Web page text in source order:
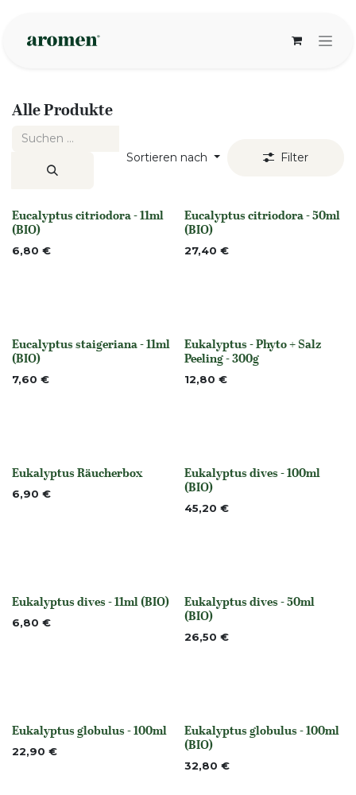
Alle Produkte
Sortieren nach Filter
None
Eucalyptus citriodora - 11ml
(BIO)
6,80 €
None
Eucalyptus citriodora - 50ml
(BIO)
27,40 €
None
Eucalyptus staigeriana - 11ml
(BIO)
7,60 €
None
Eukalyptus - Phyto + Salz
Peeling - 300g
12,80 €
None
Eukalyptus Räucherbox
6,90 € None
Eukalyptus dives - 100ml
(BIO)
45,20 €
None
Eukalyptus dives - 11ml (BIO)
6,80 € None
Eukalyptus dives - 50ml
(BIO)
26,50 €
None
Eukalyptus globulus - 100ml
22,90 € None
Eukalyptus globulus - 100ml
(BIO)
32,80 €